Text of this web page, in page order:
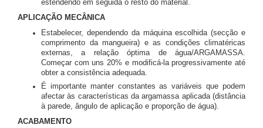
estendendo em seguida o resto do material.
APLICAÇÃO MECÂNICA
Estabelecer, dependendo da máquina escolhida (secção e
comprimento da mangueira) e as condições climatéricas
externas, a relação óptima de água/ARGAMASSA.
Começar com uns 20% e modificá-la progressivamente até
obter a consistência adequada.
É importante manter constantes as variáveis que podem
afectar às características da argamassa aplicada (distância
à parede, ângulo de aplicação e proporção de água).
ACABAMENTO